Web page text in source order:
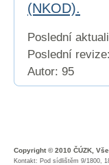
(NKOD).
Poslední
Poslední revize:
Autor: 95
Copyright © 2010 ČÚZK,
Kontakt: Pod sídlištěm 9/1800,